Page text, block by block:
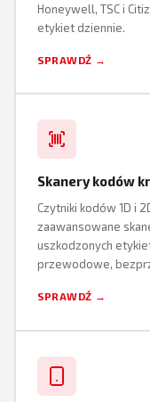
Honeywell, TSC i
etykiet dziennie.
SPRAWDŹ →
Skanery kodów
Czytniki kodów 1D i
zaawansowane
uszkodzonych
przewodowe,
SPRAWDŹ →